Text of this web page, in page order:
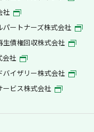
社
パートナーズ株式会社
生債権回収株式会社
会社
バイザリー株式会社
ービス株式会社